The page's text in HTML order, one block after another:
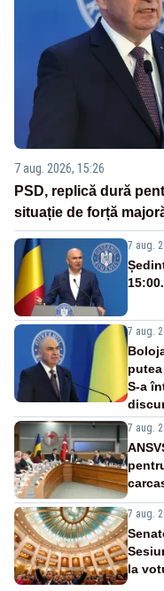
7 aug. 2026, 15:26
PSD, replică dură
situație de forță
7 aug.
7 aug.
S-a
7 aug.
7 aug.
la